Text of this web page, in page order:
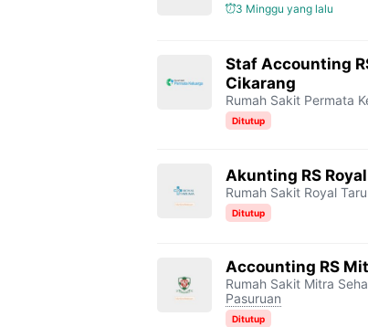
3 Minggu yang lalu
Staf Accounting
Cikarang
Rumah Sakit Permata
Ditutup
Akunting RS
Rumah Sakit Royal
Ditutup
Accounting RS
Rumah Sakit Mitra
Pasuruan
Ditutup